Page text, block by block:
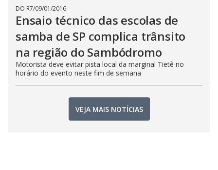
DO R7/09/01/2016
Ensaio técnico das escolas de
samba de SP complica trânsito
na região do Sambódromo
Motorista deve evitar pista local da marginal Tietê no
horário do evento neste fim de semana
VEJA MAIS NOTÍCIAS